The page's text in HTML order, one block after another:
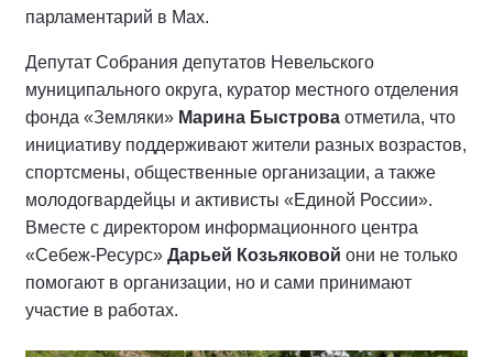
парламентарий в Мах.
Депутат Собрания депутатов Невельского
муниципального округа, куратор местного отделения
фонда «Земляки» Марина Быстрова отметила, что
инициативу поддерживают жители разных возрастов,
спортсмены, общественные организации, а также
молодогвардейцы и активисты «Единой России».
Вместе с директором информационного центра
«Себеж-Ресурс» Дарьей Козьяковой они не только
помогают в организации, но и сами принимают
участие в работах.